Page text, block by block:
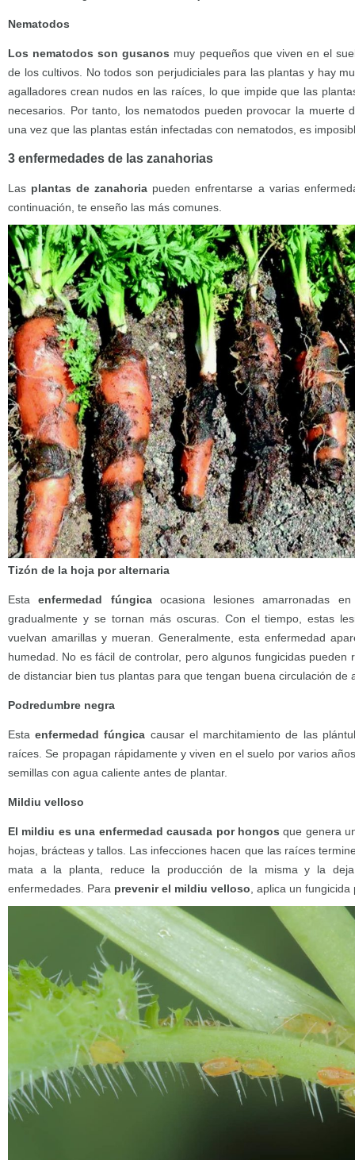
Nematodos
Los nematodos son gusanos muy pequeños que viven en el
de los cultivos. No todos son perjudiciales para las plantas y hay
agalladores crean nudos en las raíces, lo que impide que las
necesarios. Por tanto, los nematodos pueden provocar la muerte
una vez que las plantas están infectadas con nematodos, es
3 enfermedades de las zanahorias
Las plantas de zanahoria pueden enfrentarse a varias
continuación, te enseño las más comunes.
Tizón de la hoja por alternaria
Estaenfermedad fúngicaocasiona lesiones amarronadas
gradualmente y se tornan más oscuras. Con el tiempo, estas
vuelvan amarillas y mueran. Generalmente, esta enfermedad
humedad. No es fácil de controlar, pero algunos fungicidas pueden
de distanciar bien tus plantas para que tengan buena circulación de
Podredumbre negra
Estaenfermedad fúngica causar el marchitamiento de las
raíces. Se propagan rápidamente y viven en el suelo por varios
semillas con agua caliente antes de plantar.
Mildiu velloso
El mildiu es una enfermedad causada por hongos que genera
hojas, brácteas y tallos. Las infecciones hacen que las raíces
mata a la planta, reduce la producción de la misma y la
enfermedades. Para prevenir el mildiu velloso , aplica un